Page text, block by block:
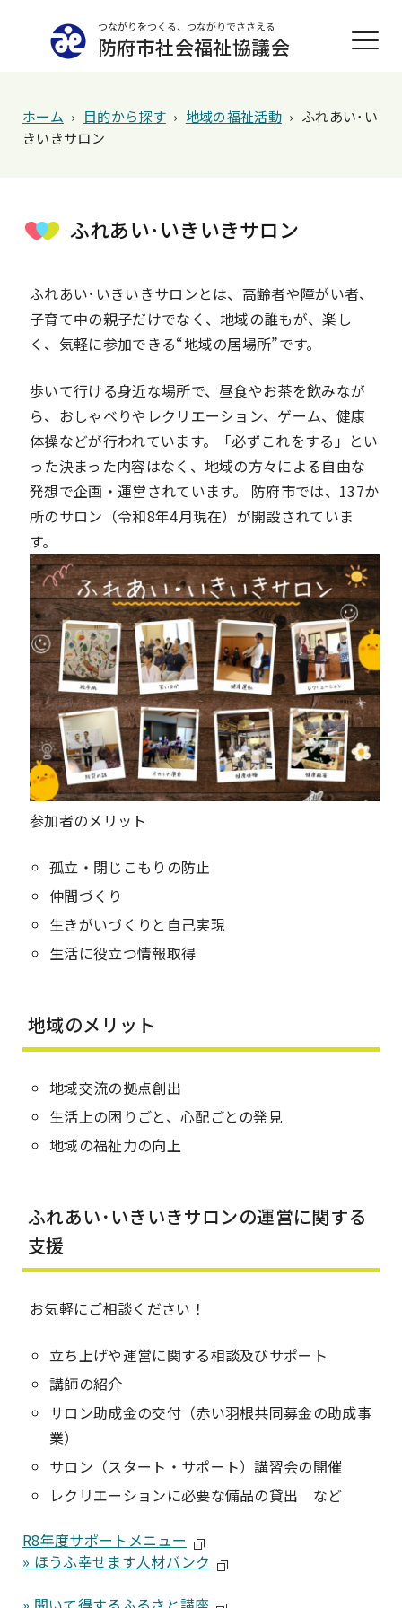
つながりをつくる、つながりでささえる
防府市社会福祉協議会
ホーム › 目的から探す› 地域の福祉活動 › ふれあい･い
きいきサロン
ふれあい･いきいきサロン
ふれあい･いきいきサロンとは、高齢者や障がい者、
子育て中の親子だけでなく、地域の誰もが、楽し
く、気軽に参加できる“地域の居場所”です。
歩いて行ける身近な場所で、昼食やお茶を飲みなが
ら、おしゃべりやレクリエーション、ゲーム、健康
体操などが行われています。「必ずこれをする」とい
った決まった内容はなく、地域の方々による自由な
発想で企画・運営されています。 防府市では、137か
所のサロン（令和8年4月現在）が開設されていま
す。
参加者のメリット
孤立・閉じこもりの防止
仲間づくり
生きがいづくりと自己実現
生活に役立つ情報取得
地域のメリット
地域交流の拠点創出
生活上の困りごと、心配ごとの発見
地域の福祉力の向上
ふれあい･いきいきサロンの運営に関する
支援
お気軽にご相談ください！
立ち上げや運営に関する相談及びサポート
講師の紹介
サロン助成金の交付（赤い羽根共同募金の助成事
業）
サロン（スタート・サポート）講習会の開催
レクリエーションに必要な備品の貸出 など
R8年度サポートメニュー
» ほうふ幸せます人材バンク